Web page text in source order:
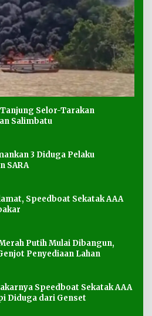
Selor-Tarakan
Salimbatu
3 Diduga Pelaku
SARA
Speedboat Sekatak AAA
Putih Mulai Dibangun,
Penyediaan Lahan
Speedboat Sekatak AAA
Diduga dari Genset